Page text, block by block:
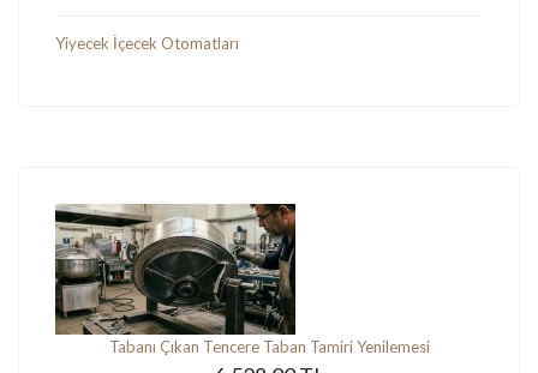
Yiyecek İçecek Otomatları
Tabanı Çıkan Tencere Taban Tamiri Yenilemesi